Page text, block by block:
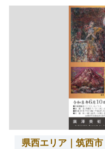
県西エリア｜筑西市